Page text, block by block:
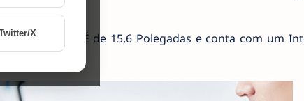
X
É de 15,6 Polegadas e conta com um
SSD.